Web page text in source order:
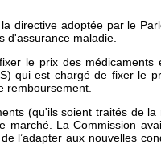
directive adoptée par le
d'assurance maladie.
le prix des médicaments
qui est chargé de fixer le
remboursement.
(qu'ils soient traités de la
marché. La Commission
l’adapter aux nouvelles